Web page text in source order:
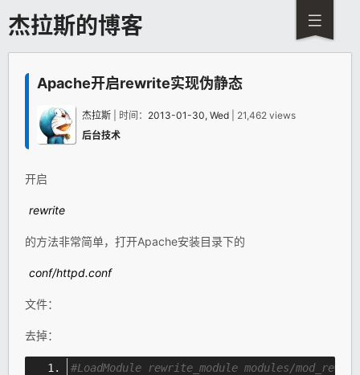
杰拉斯的博客
Apache开启rewrite实现伪静态
杰拉斯 | 时间： 2013-01-30, Wed | 21,462 views
后台技术
开启
rewrite
的方法非常简单，打开Apache安装目录下的
conf/httpd.conf
文件：
去掉：
#LoadModule rewrite_module modules/